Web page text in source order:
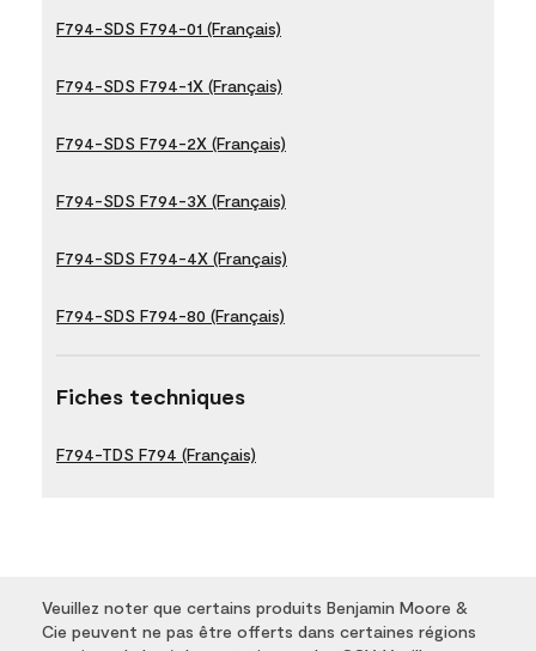
F794-SDS F794-01 (Français)
F794-SDS F794-1X (Français)
F794-SDS F794-2X (Français)
F794-SDS F794-3X (Français)
F794-SDS F794-4X (Français)
F794-SDS F794-80 (Français)
Fiches techniques
F794-TDS F794 (Français)
Veuillez noter que certains produits Benjamin Moore &
Cie peuvent ne pas être offerts dans certaines régions